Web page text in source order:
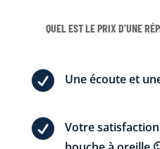
QUEL EST LE PRIX D'UNE
 Une écoute et

Votre